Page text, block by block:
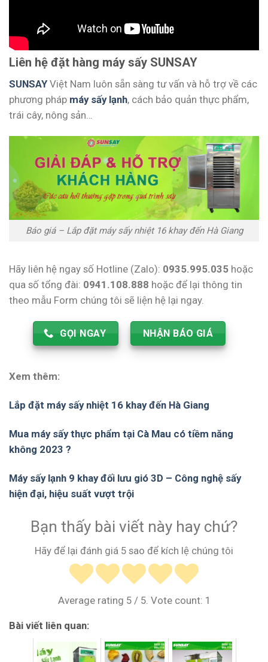
Liên hệ đặt hàng máy sấy SUNSAY
SUNSAY Việt Nam luôn sẵn sàng tư vấn và hỗ trợ về các
phương pháp máy sấy lạnh, cách bảo quản thực phẩm,
trái cây, nông sản…
Báo giá – Lắp đặt máy sấy nhiệt 16 khay đến Hà Giang
Hãy liên hệ ngay số Hotline (Zalo): 0935.995.035 hoặc
qua số tổng đài: 0941.108.888 hoặc để lại thông tin
theo mẫu Form chúng tôi sẽ liện hệ lại ngay.
GỌI NGAY NHẬN BÁO GIÁ
Xem thêm:
Lắp đặt máy sấy nhiệt 16 khay đến Hà Giang
Mua máy sấy thực phẩm tại Cà Mau có tiềm năng
không 2023 ?
Máy sấy lạnh 9 khay đối lưu gió 3D – Công nghệ sấy
hiện đại, hiệu suất vượt trội
Bạn thấy bài viết này hay chứ?
Hãy để lại đánh giá 5 sao để kích lệ chúng tôi
Average rating 5/ 5. Vote count: 1
Bài viết liên quan: